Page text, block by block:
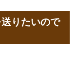
りたいので